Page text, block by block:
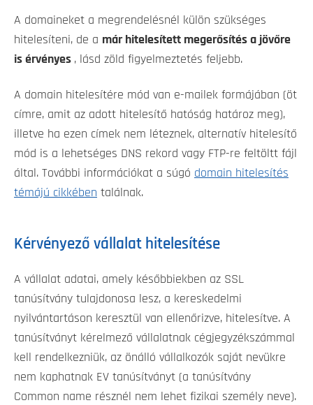
A domaineket a megrendelésnél külön szükséges
hitelesíteni, de a már hitelesített megerősítés a jövőre
is érvényes , lásd zöld figyelmeztetés feljebb.
A domain hitelesítére mód van e-mailek formájában (öt
címre, amit az adott hitelesítő hatóság határoz meg),
illetve ha ezen címek nem léteznek, alternatív hitelesítő
mód is a lehetséges DNS rekord vagy FTP-re feltöltt fájl
által. További információkat a súgó domain hitelesítés
témájú cikkében találnak.
Kérvényező vállalat hitelesítése
A vállalat adatai, amely későbbiekben az SSL
tanúsítvány tulajdonosa lesz, a kereskedelmi
nyilvántartáson keresztül van ellenőrizve, hitelesítve. A
tanúsítványt kérelmező vállalatnak cégjegyzékszámmal
kell rendelkezniük, az önálló vállalkozók saját nevükre
nem kaphatnak EV tanúsítványt (a tanúsítvány
Common name résznél nem lehet fizikai személy neve).